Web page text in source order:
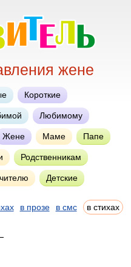
жене
Короткие
Любимому
Жене Маме Папе
Родственникам
Детские
в прозе в смс в стихах